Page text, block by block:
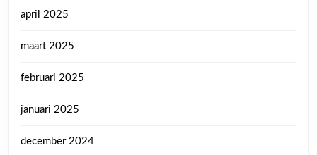
april 2025
maart 2025
februari 2025
januari 2025
december 2024